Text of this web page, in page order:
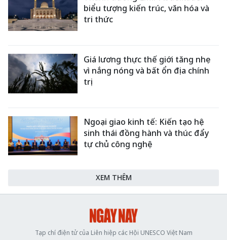
biểu tượng kiến trúc, văn hóa và
tri thức
Giá lương thực thế giới tăng nhẹ
vì nắng nóng và bất ổn địa chính
trị
Ngoại giao kinh tế: Kiến tạo hệ
sinh thái đồng hành và thúc đẩy
tự chủ công nghệ
XEM THÊM
Tạp chí điện tử của Liên hiệp các Hội UNESCO Việt Nam